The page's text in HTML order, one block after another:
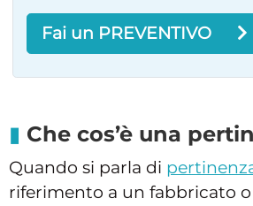
Fai un PREVENTIVO
Che cos’è una
Quando si parla di
riferimento a un fabbricato